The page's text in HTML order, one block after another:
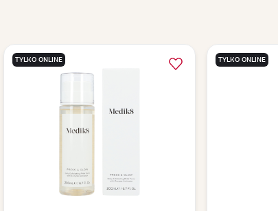
TYLKO ONLINE TYLKO ONLINE